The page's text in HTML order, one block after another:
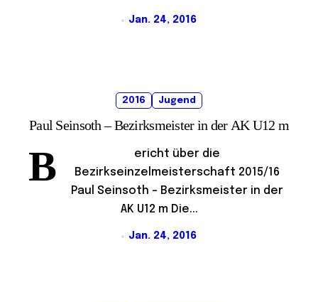
Jan. 24, 2016
2016 Jugend
Paul Seinsoth – Bezirksmeister in der AK U12 m
B
ericht über die
Bezirkseinzelmeisterschaft 2015/16
Paul Seinsoth – Bezirksmeister in der
AK U12 m Die...
Jan. 24, 2016